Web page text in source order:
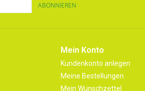
ABONNIEREN
Mein Konto
Kundenkonto anlegen
Meine Bestellungen
Mein Wunschzettel